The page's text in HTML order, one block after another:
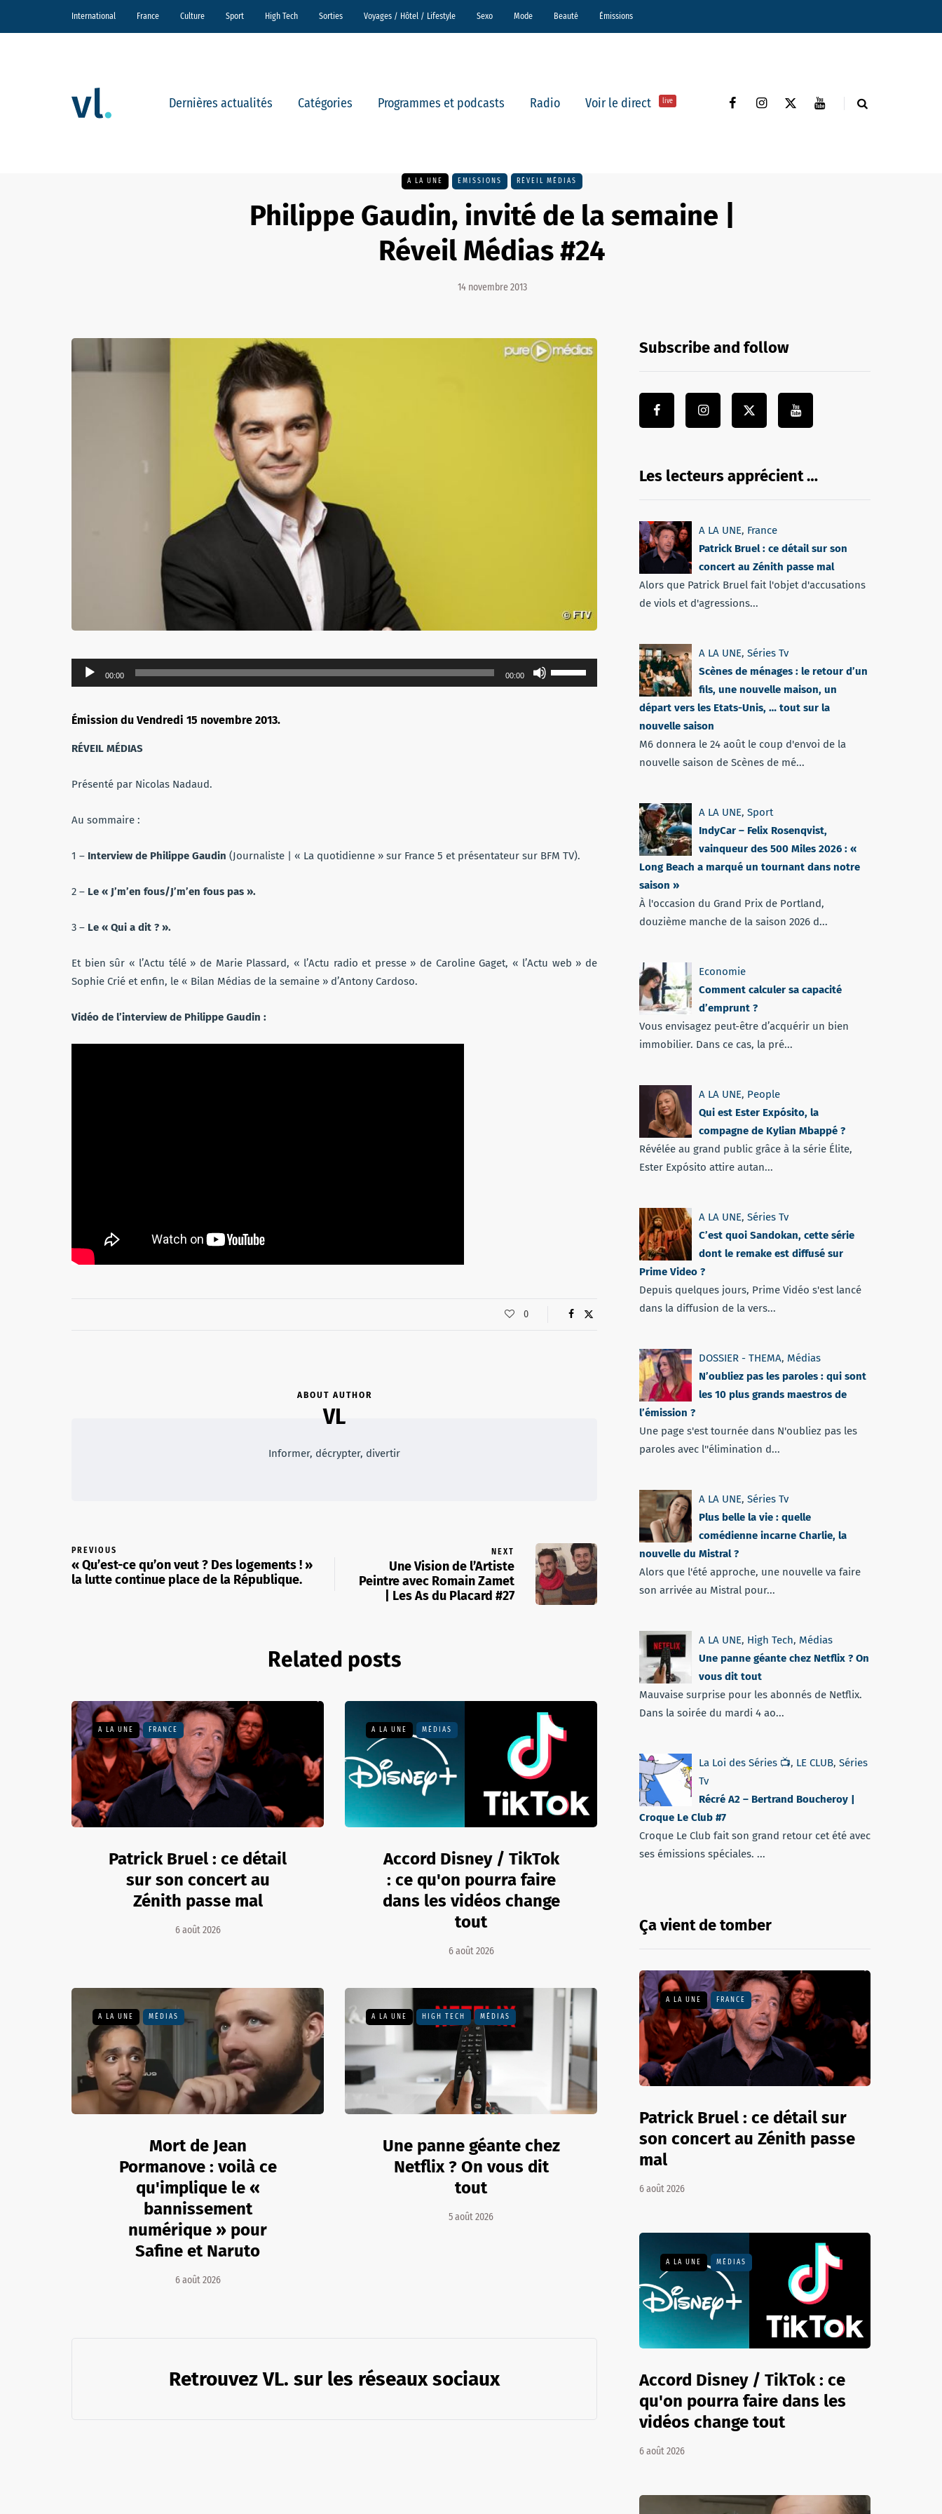
International France Culture Sport High Tech Sorties Voyages / Hôtel / Lifestyle Sexo Mode Beauté Émissions
Dernières actualités Catégories Programmes et podcasts Radio Voir le direct live
A LA UNE EMISSIONS RÉVEIL MÉDIAS
Philippe Gaudin, invité de la semaine |
Réveil Médias #24
14 novembre 2013
Lecteur
audio
00:00 00:00
les
Émission du Vendredi 15 novembre 2013.
RÉVEIL MÉDIAS
Présenté par Nicolas Nadaud.
Au sommaire :
1 – Interview de Philippe Gaudin (Journaliste | « La quotidienne » sur France 5 et présentateur sur BFM TV).
2 – Le « J’m’en fous/J’m’en fous pas ».
3 – Le « Qui a dit ? ».
Et bien sûr « l’Actu télé » de Marie Plassard, « l’Actu radio et presse » de Caroline Gaget, « l’Actu web » de
Sophie Crié et enfin, le « Bilan Médias de la semaine » d’Antony Cardoso.
Vidéo de l’interview de Philippe Gaudin :
0
ABOUT AUTHOR
VL
Informer, décrypter, divertir
PREVIOUS
« Qu’est-ce qu’on veut ? Des logements ! »
la lutte continue place de la République.
NEXT
Une Vision de l’Artiste
Peintre avec Romain Zamet
| Les As du Placard #27
Related posts
A LA UNE FRANCE
Patrick Bruel : ce détail
sur son concert au
Zénith passe mal
6 août 2026
A LA UNE MÉDIAS
Accord Disney / TikTok
: ce qu'on pourra faire
dans les vidéos change
tout
6 août 2026
A LA UNE MÉDIAS
Mort de Jean
Pormanove : voilà ce
qu'implique le «
bannissement
numérique » pour
Safine et Naruto
6 août 2026
A LA UNE HIGH TECH MÉDIAS
Une panne géante chez
Netflix ? On vous dit
tout
5 août 2026
Retrouvez VL. sur les réseaux sociaux
Subscribe and follow
Les lecteurs apprécient …
A LA UNE, France
Patrick Bruel : ce détail sur son
concert au Zénith passe mal
Alors que Patrick Bruel fait l'objet d'accusations
de viols et d'agressions...
A LA UNE, Séries Tv
Scènes de ménages : le retour d’un
fils, une nouvelle maison, un
départ vers les Etats-Unis, … tout sur la
nouvelle saison
M6 donnera le 24 août le coup d'envoi de la
nouvelle saison de Scènes de mé...
A LA UNE, Sport
IndyCar – Felix Rosenqvist,
vainqueur des 500 Miles 2026 : «
Long Beach a marqué un tournant dans notre
saison »
À l'occasion du Grand Prix de Portland,
douzième manche de la saison 2026 d...
Economie
Comment calculer sa capacité
d’emprunt ?
Vous envisagez peut-être d’acquérir un bien
immobilier. Dans ce cas, la pré...
A LA UNE, People
Qui est Ester Expósito, la
compagne de Kylian Mbappé ?
Révélée au grand public grâce à la série Élite,
Ester Expósito attire autan...
A LA UNE, Séries Tv
C’est quoi Sandokan, cette série
dont le remake est diffusé sur
Prime Video ?
Depuis quelques jours, Prime Vidéo s'est lancé
dans la diffusion de la vers...
DOSSIER - THEMA, Médias
N’oubliez pas les paroles : qui sont
les 10 plus grands maestros de
l’émission ?
Une page s'est tournée dans N'oubliez pas les
paroles avec l''élimination d...
A LA UNE, Séries Tv
Plus belle la vie : quelle
comédienne incarne Charlie, la
nouvelle du Mistral ?
Alors que l'été approche, une nouvelle va faire
son arrivée au Mistral pour...
A LA UNE, High Tech, Médias
Une panne géante chez Netflix ? On
vous dit tout
Mauvaise surprise pour les abonnés de Netflix.
Dans la soirée du mardi 4 ao...
La Loi des Séries 📺, LE CLUB, Séries
Tv
Récré A2 – Bertrand Boucheroy |
Croque Le Club #7
Croque Le Club fait son grand retour cet été avec
ses émissions spéciales. ...
Ça vient de tomber
A LA UNE FRANCE
Patrick Bruel : ce détail sur
son concert au Zénith passe
mal
6 août 2026
A LA UNE MÉDIAS
Accord Disney / TikTok : ce
qu'on pourra faire dans les
vidéos change tout
6 août 2026